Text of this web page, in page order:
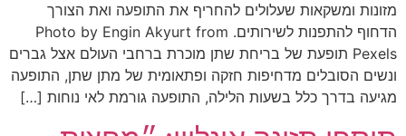
מזונות ומשקאות שעלולים להחריף את התופעה ואת הצורך
הדחוף להתפנות לשירותים. Photo by Engin Akyurt from
Pexels תופעת של בריחת שתן מוכרת ברחבי העולם אצל גברים
ונשים הסובלים מדחיפות חזקה ופתאומית של מתן שתן, התופעה
מגיעה בדרך כלל בשעות הלילה, התופעה גורמת לאי נוחות […]